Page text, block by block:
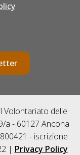
Volontariato delle
a - 60127 Ancona
- iscrizione
| Privacy Policy